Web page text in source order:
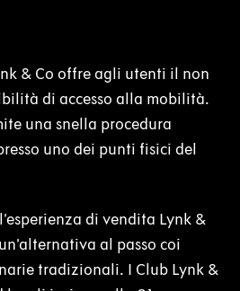
& Co offre agli utenti il non
di accesso alla mobilità.
una snella procedura
uno dei punti fisici del
di vendita Lynk &
al passo coi
tradizionali. I Club Lynk &